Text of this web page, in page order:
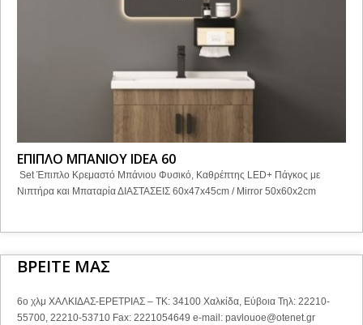
ΕΠΙΠΛΟ ΜΠΑΝΙΟΥ IDEA 60
Set Έπιπλο Κρεμαστό Μπάνιου Φυσικό, Καθρέπτης LED+ Πάγκος με
Νιπτήρα και Μπαταρία ΔΙΑΣΤΑΣΕΙΣ 60x47x45cm / Mirror 50x60x2cm
ΒΡΕΙΤΕ ΜΑΣ
6ο χλμ ΧΑΛΚΙΔΑΣ-ΕΡΕΤΡΙΑΣ – ΤΚ: 34100 Χαλκίδα, Εύβοια Τηλ: 22210-
55700, 22210-53710 Fax: 2221054649 e-mail: pavlouoe@otenet.gr